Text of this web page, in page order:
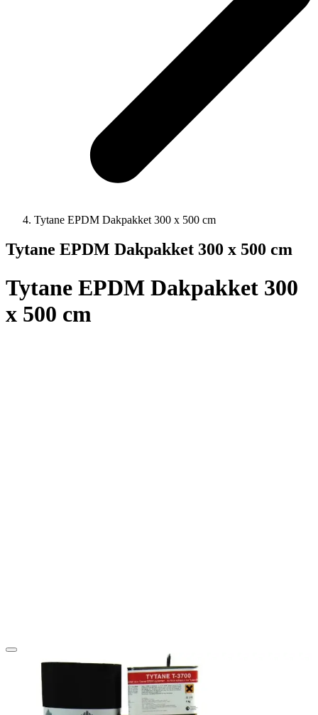
Tytane EPDM Dakpakket 300 x 500 cm
Tytane EPDM Dakpakket 300 x 500 cm
Tytane EPDM Dakpakket 300
x 500 cm